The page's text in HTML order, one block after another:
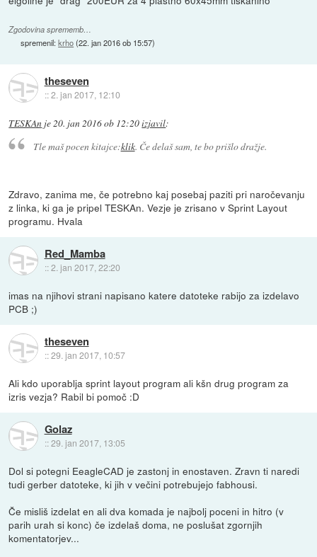
Zgodovina sprememb…
spremenil:krho(22. jan 2016 ob 15:57)
theseven
::2. jan 2017, 12:10
TESKAn je20. jan 2016 ob 12:20izjavil:
Tle maš pocen kitajce:klik. Če delaš sam, te bo prišlo dražje.
Zdravo, zanima me, če potrebno kaj posebaj paziti pri naročevanju
z linka, ki ga je pripel TESKAn. Vezje je zrisano v Sprint Layout
programu. Hvala
Red_Mamba
::2. jan 2017, 22:20
imas na njihovi strani napisano katere datoteke rabijo za izdelavo
PCB ;)
theseven
::29. jan 2017, 10:57
Ali kdo uporablja sprint layout program ali kšn drug program za
izris vezja? Rabil bi pomoč :D
Golaz
::29. jan 2017, 13:05
Dol si potegni EeagleCAD je zastonj in enostaven. Zravn ti naredi
tudi gerber datoteke, ki jih v večini potrebujejo fabhousi.
Če misliš izdelat en ali dva komada je najbolj poceni in hitro (v
parih urah si konc) če izdelaš doma, ne poslušat zgornjih
komentatorjev...